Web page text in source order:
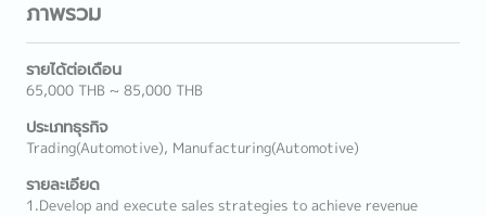
ภาพรวม
รายได้ต่อเดือน
65,000 THB ~ 85,000 THB
ประเภทธุรกิจ
Trading(Automotive), Manufacturing(Automotive)
รายละเอียด
1.Develop and execute sales strategies to achieve revenue